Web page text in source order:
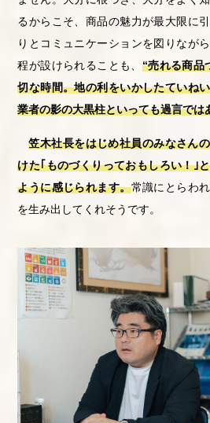
るからこそ、商品の魅力が最大限に
りとコミュニケーションを図りなが
程が設けられることも、 “売れる商品
切な時間。地の利をいかしたていね
業者の影の大黒柱といっても過言では
笠木社長をはじめ社員のみなさん
けた｢ものづくりっておもしろい！｣
ように感じられます。常識にとらわ
を生み出してくれそうです。